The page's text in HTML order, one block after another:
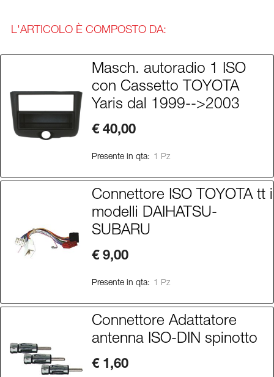
L'ARTICOLO È COMPOSTO DA:
Masch. autoradio 1 ISO
con Cassetto TOYOTA
Yaris dal 1999-->2003
€ 40,00
Presente in qta: 1 Pz
Connettore ISO TOYOTA tt i
modelli DAIHATSU-
SUBARU
€ 9,00
Presente in qta: 1 Pz
Connettore Adattatore
antenna ISO-DIN spinotto
€ 1,60